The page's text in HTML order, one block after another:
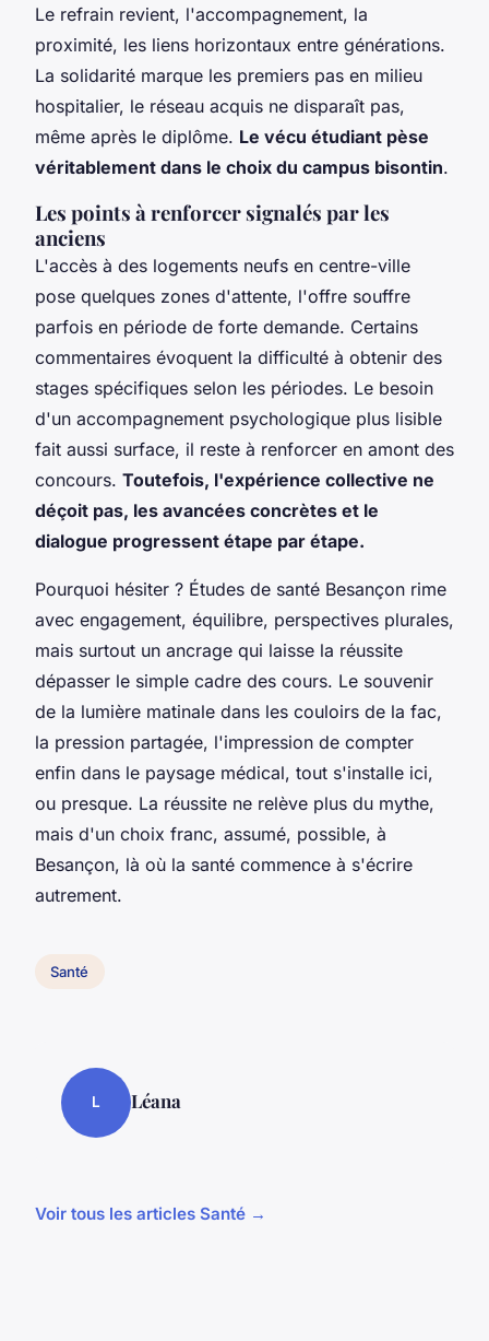
Le refrain revient, l'accompagnement, la
proximité, les liens horizontaux entre générations.
La solidarité marque les premiers pas en milieu
hospitalier, le réseau acquis ne disparaît pas,
même après le diplôme. Le vécu étudiant pèse
véritablement dans le choix du campus bisontin.
Les points à renforcer signalés par les
anciens
L'accès à des logements neufs en centre-ville
pose quelques zones d'attente, l'offre souffre
parfois en période de forte demande. Certains
commentaires évoquent la difficulté à obtenir des
stages spécifiques selon les périodes. Le besoin
d'un accompagnement psychologique plus lisible
fait aussi surface, il reste à renforcer en amont des
concours. Toutefois, l'expérience collective ne
déçoit pas, les avancées concrètes et le
dialogue progressent étape par étape.
Pourquoi hésiter ? Études de santé Besançon rime
avec engagement, équilibre, perspectives plurales,
mais surtout un ancrage qui laisse la réussite
dépasser le simple cadre des cours. Le souvenir
de la lumière matinale dans les couloirs de la fac,
la pression partagée, l'impression de compter
enfin dans le paysage médical, tout s'installe ici,
ou presque. La réussite ne relève plus du mythe,
mais d'un choix franc, assumé, possible, à
Besançon, là où la santé commence à s'écrire
autrement.
Santé
L Léana
Voir tous les articles Santé →